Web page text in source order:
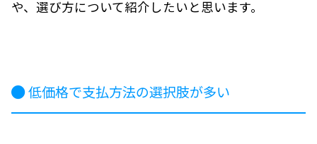
や、選び方について紹介したいと思います。
低価格で支払方法の選択肢が多い